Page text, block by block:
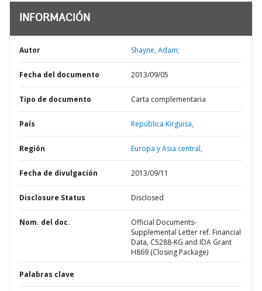
INFORMACIÓN
Autor Shayne, Adam;
Fecha del documento 2013/09/05
Tipo de documento Carta complementaria
País República Kirguisa,
Región Europa y Asia central,
Fecha de divulgación 2013/09/11
Disclosure Status Disclosed
Nom. del doc.
Official Documents-
Supplemental Letter ref. Financial
Data, C5288-KG and IDA Grant
H869 (Closing Package)
Palabras clave